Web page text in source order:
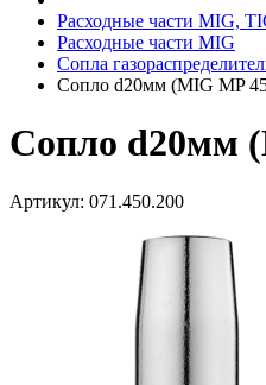
Расходные части MIG,
Расходные части MIG
Сопла
Сопло d20мм (MIG MP
Сопло d20мм
Артикул: 071.450.200